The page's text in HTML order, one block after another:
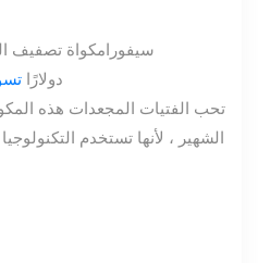
سيفورامكواة تصفيف
165.00 دولارًا
تحب الفتيات المجعدات هذه
الشهير ، لأنها تستخدم التكنولوجيا